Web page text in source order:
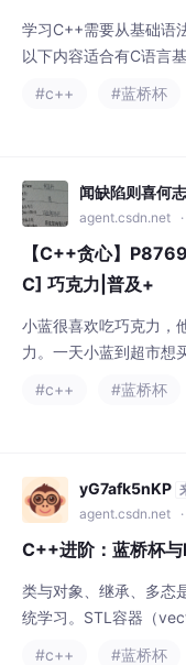
学习C++需要从基础语
以下内容适合有C语言
#c++ #蓝桥杯
闻缺陷则喜何
agent.csdn.net
【C++贪心】
C] 巧克力|普及+
小蓝很喜欢吃巧克力，
力。一天小蓝到超市想
货架上有很多种巧克力
#c++ #蓝桥杯
yG7afk5nKP
agent.csdn.net
C++进阶：蓝桥杯
类与对象、继承、多态
统学习。STL容器（
提升代码效率，适合
#c++ #蓝桥杯